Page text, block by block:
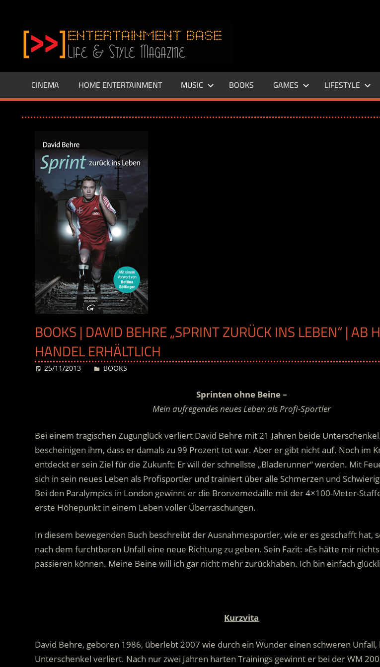
springen
–
LIFE
Base.de
CINEMA HOME ENTERTAINMENT MUSIC BOOKS GAMES LIFESTYLE
BOOKS | DAVID BEHRE „SPRINT ZURÜCK INS LEBEN“ | AB
HANDEL ERHÄLTLICH
25/11/2013 Desiree
BOOKS
Sprinten ohne Beine –
Mein aufregendes neues Leben als Profi-Sportler
Bei einem tragischen Zugunglück verliert David Behre mit 21 Jahren beide
bescheinigen ihm, dass er damals zu 99 Prozent tot war. Aber er gibt nicht auf. Noch im
entdeckt er sein Ziel für die Zukunft: Er will der schnellste „Bladerunner“ werden. Mit
sich in sein neues Leben als Profisportler und trainiert über alle Schmerzen und
Bei den Paralympics in London gewinnt er die Bronzemedaille mit der 4×100-Meter-
erste Höhepunkt in einem Leben voller Überraschungen.
In diesem bewegenden Buch beschreibt der Ausnahmesportler, wie er es geschafft hat,
nach dem furchtbaren Unfall eine neue Richtung zu geben. Sein Fazit: »Es hätte mir
passieren können. Meine Beine will ich gar nicht mehr zurückhaben. Ich bin einfach
Kurzvita
David Behre, geboren 1986, überlebt 2007 wie durch ein Wunder einen schweren
Unterschenkel verliert. Nach nur zwei Jahren harten Trainings gewinnt er bei der WM